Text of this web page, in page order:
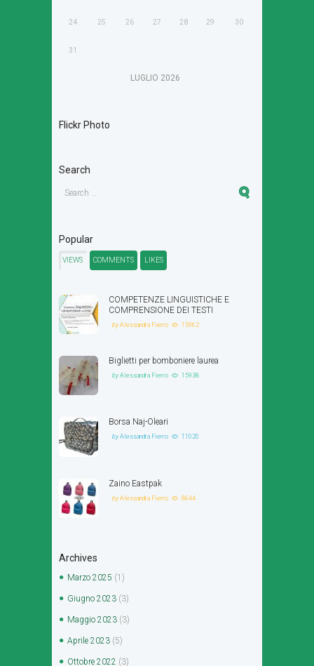
24 25 26 27 28 29 30
31
LUGLIO 2026
Flickr Photo
Search
Popular
VIEWS COMMENTS LIKES
COMPETENZE LINGUISTICHE E
COMPRENSIONE DEI TESTI
byAlessandra Fierro 15962
Biglietti per bomboniere laurea
byAlessandra Fierro 15938
Borsa Naj-Oleari
byAlessandra Fierro 11020
Zaino Eastpak
byAlessandra Fierro 8644
Archives
Marzo 2025 (1)
Giugno 2023 (3)
Maggio 2023 (3)
Aprile 2023 (5)
Ottobre 2022 (3)